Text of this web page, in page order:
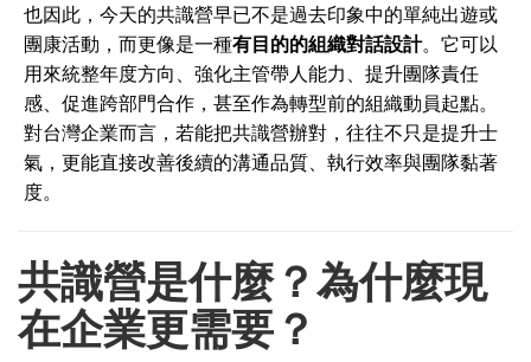
也因此，今天的共識營早已不是過去印象中的單純出遊或
團康活動，而更像是一種有目的的組織對話設計。它可以
用來統整年度方向、強化主管帶人能力、提升團隊責任
感、促進跨部門合作，甚至作為轉型前的組織動員起點。
對台灣企業而言，若能把共識營辦對，往往不只是提升士
氣，更能直接改善後續的溝通品質、執行效率與團隊黏著
度。
共識營是什麼？為什麼現
在企業更需要？